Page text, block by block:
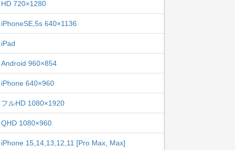
HD 720×1280
iPhoneSE,5s 640×1136
iPad
Android 960×854
iPhone 640×960
フルHD 1080×1920
QHD 1080×960
iPhone 15,14,13,12,11 [Pro Max, Max]